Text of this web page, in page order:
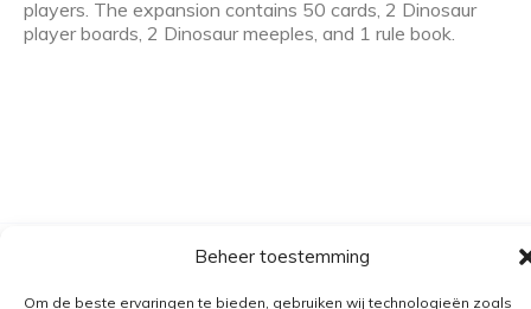
Beheer toestemming
Om de beste ervaringen te bieden, gebruiken wij technologieën zoals
players. The expansion contains 50 cards, 2 Dinosaur
player boards, 2 Dinosaur meeples, and 1 rule book.